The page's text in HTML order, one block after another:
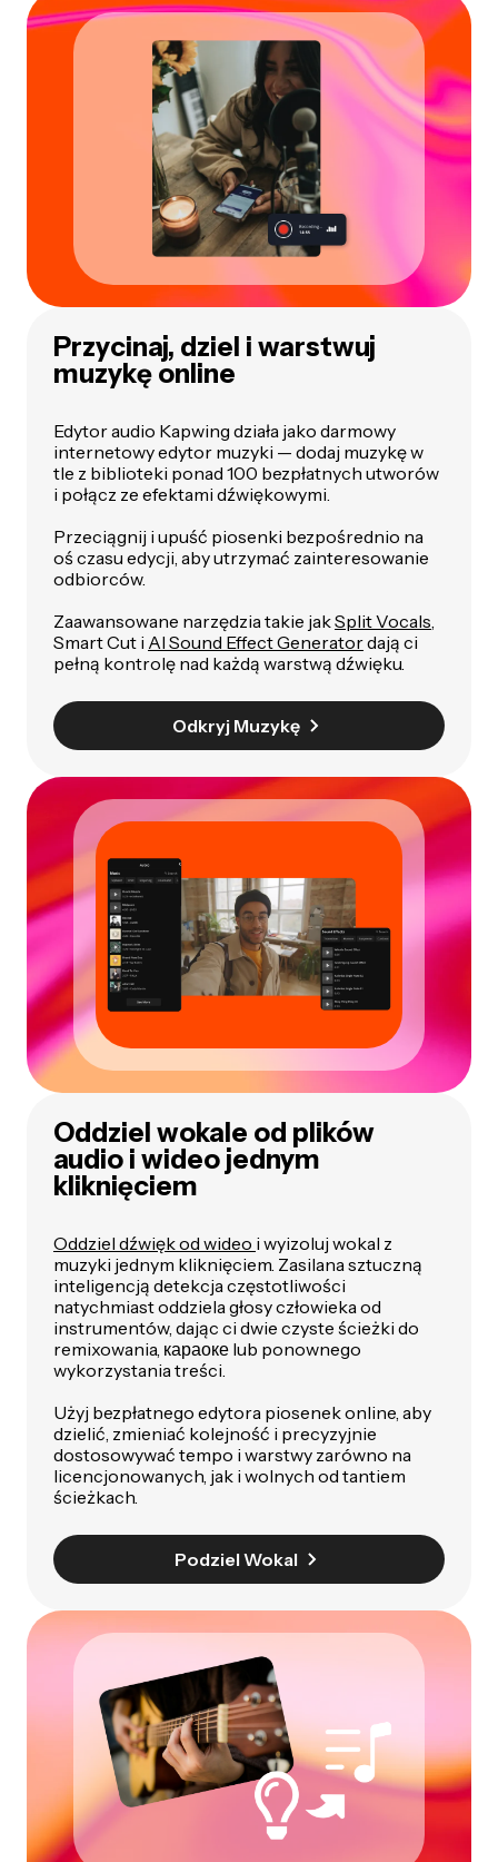
Przycinaj, dziel i warstwuj
muzykę online
Edytor audio Kapwing działa jako darmowy
internetowy edytor muzyki — dodaj muzykę w
tle z biblioteki ponad 100 bezpłatnych utworów
i połącz ze efektami dźwiękowymi.
Przeciągnij i upuść piosenki bezpośrednio na
oś czasu edycji, aby utrzymać zainteresowanie
odbiorców.
Zaawansowane narzędzia takie jakSplit Vocals
Smart Cut i AI Sound Effect Generatordają ci
pełną kontrolę nad każdą warstwą dźwięku.
Odkryj Muzykę
Oddziel wokale od plików
audio i wideo jednym
kliknięciem
Oddziel dźwięk od wideo i wyizoluj wokal z
muzyki jednym kliknięciem. Zasilana sztuczną
inteligencją detekcja częstotliwości
natychmiast oddziela głosy człowieka od
instrumentów, dając ci dwie czyste ścieżki do
remixowania, караоке lub ponownego
wykorzystania treści.
Użyj bezpłatnego edytora piosenek online, aby
dzielić, zmieniać kolejność i precyzyjnie
dostosowywać tempo i warstwy zarówno na
licencjonowanych, jak i wolnych od tantiem
ścieżkach.
Podziel Wokal